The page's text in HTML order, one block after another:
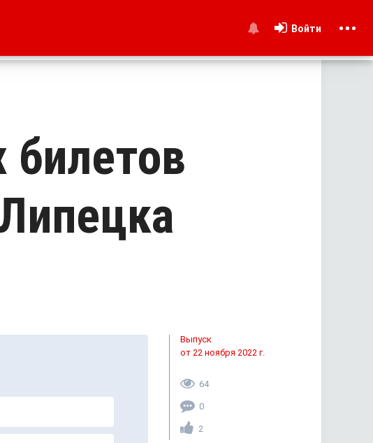
Войти
недели
Выпуск
от 22 ноября 2022 г.
64
0
2